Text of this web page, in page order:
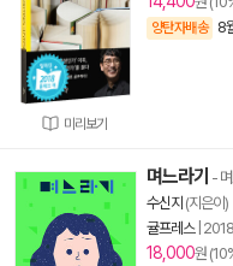
미리보기
양탄자배송 8
며느라기 -
수신지 (지은이)
귤프레스|
18,000원